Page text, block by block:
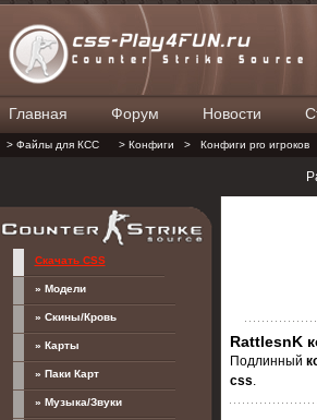
Главная Форум Новости
> Файлы для КСС > Конфиги > Конфиги pro игроков
RattlesnK
Подлинный
css.
Скачать CSS
» Модели
» Скины/Кровь
» Карты
» Паки Карт
» Музыка/Звуки